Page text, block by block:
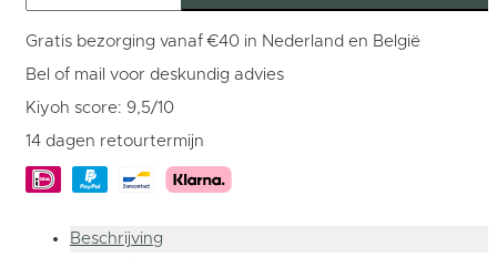
280
aantal
Gratis bezorging vanaf €40 in Nederland en België
Bel of mail voor deskundig advies
Kiyoh score: 9,5/10
14 dagen retourtermijn
Beschrijving